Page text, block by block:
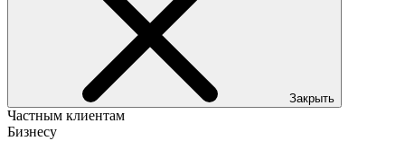
Закрыть
Частным клиентам
Бизнесу